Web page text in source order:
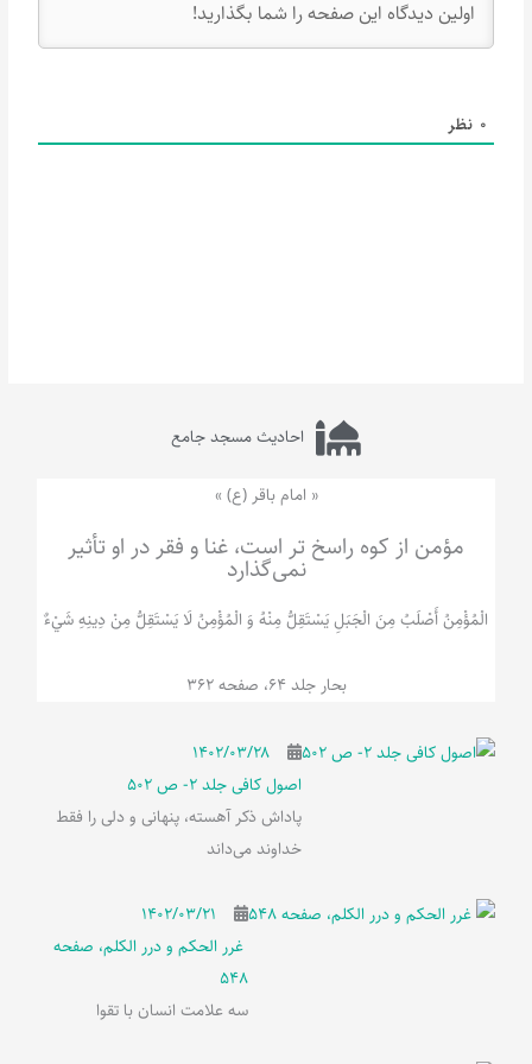
0 نظر
احادیث مسجد جامع
« امام باقر (ع) »
مؤمن از کوه راسخ تر است، غنا و فقر در او تأثیر
نمی‌گذارد
الْمُؤْمِنُ‌ أَصْلَبُ‌ مِنَ‌ الْجَبَلِ‌ یَسْتَقِلُّ مِنْهُ وَ الْمُؤْمِنُ لَا يَسْتَقِلُّ مِنْ دِينِهِ شَيْ‌ءٌ
بحار جلد 64، صفحه 362
۱۴۰۲/۰۳/۲۸
اصول کافی جلد 2- ص 502
پاداش ذکر آهسته، پنهانی و دلی را فقط
خداوند می‌داند
۱۴۰۲/۰۳/۲۱
غرر الحکم و درر الکلم، صفحه
548
سه علامت انسان با تقوا